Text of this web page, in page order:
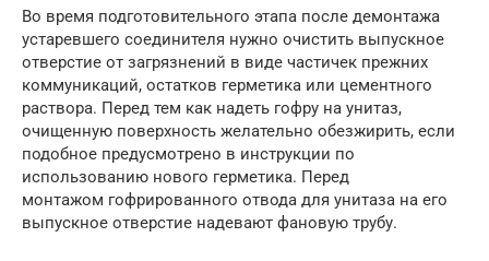
Во время подготовительного этапа после демонтажа
устаревшего соединителя нужно очистить выпускное
отверстие от загрязнений в виде частичек прежних
коммуникаций, остатков герметика или цементного
раствора. Перед тем как надеть гофру на унитаз,
очищенную поверхность желательно обезжирить, если
подобное предусмотрено в инструкции по
использованию нового герметика. Перед
монтажом гофрированного отвода для унитаза на его
выпускное отверстие надевают фановую трубу.